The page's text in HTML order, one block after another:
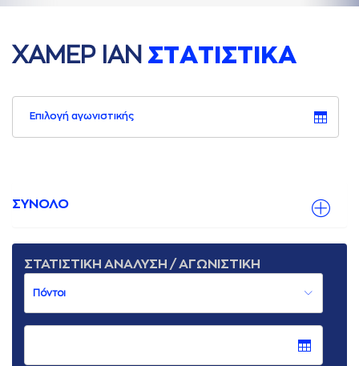
ΧAΜΕΡ ΙAΝ ΣΤAΤΙΣΤΙΚA
Επιλογή αγωνιστικής
ΣΥΝΟΛΟ
ΣΤΑΤΙΣΤΙΚΗ ΑΝΑΛΥΣΗ / ΑΓΩΝΙΣΤΙΚΗ